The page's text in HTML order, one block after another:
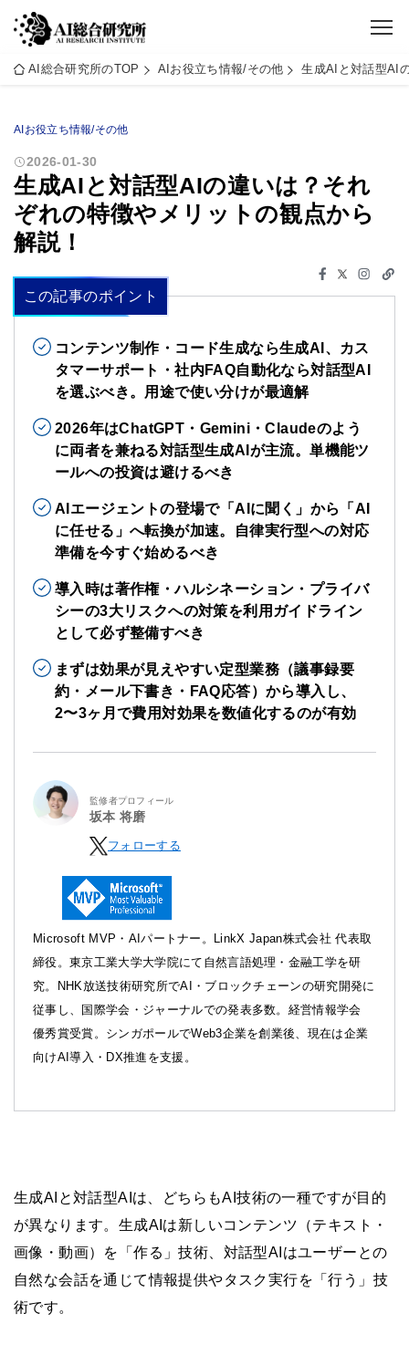
AI総合研究所のTOP AIお役立ち情報/その他 生成AIと対話型AI
AIお役立ち情報/その他
2026-01-30
生成AIと対話型AIの違いは？それ
ぞれの特徴やメリットの観点から
解説！
この記事のポイント
コンテンツ制作・コード生成なら生成AI、カス
タマーサポート・社内FAQ自動化なら対話型AI
を選ぶべき。用途で使い分けが最適解
2026年はChatGPT・Gemini・Claudeのよう
に両者を兼ねる対話型生成AIが主流。単機能ツ
ールへの投資は避けるべき
AIエージェントの登場で「AIに聞く」から「AI
に任せる」へ転換が加速。自律実行型への対応
準備を今すぐ始めるべき
導入時は著作権・ハルシネーション・プライバ
シーの3大リスクへの対策を利用ガイドライン
として必ず整備すべき
まずは効果が見えやすい定型業務（議事録要
約・メール下書き・FAQ応答）から導入し、
2〜3ヶ月で費用対効果を数値化するのが有効
監修者プロフィール
坂本 将磨
フォローする
Microsoft MVP・AIパートナー。LinkX Japan株式会社 代表取
締役。東京工業大学大学院にて自然言語処理・金融工学を研
究。NHK放送技術研究所でAI・ブロックチェーンの研究開発に
従事し、国際学会・ジャーナルでの発表多数。経営情報学会
優秀賞受賞。シンガポールでWeb3企業を創業後、現在は企業
向けAI導入・DX推進を支援。
生成AIと対話型AIは、どちらもAI技術の一種ですが目的
が異なります。生成AIは新しいコンテンツ（テキスト・
画像・動画）を「作る」技術、対話型AIはユーザーとの
自然な会話を通じて情報提供やタスク実行を「行う」技
術です。